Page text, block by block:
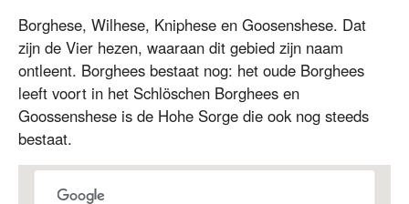
Borghese, Wilhese, Kniphese en Goosenshese. Dat
zijn de Vier hezen, waaraan dit gebied zijn naam
ontleent. Borghees bestaat nog: het oude Borghees
leeft voort in het Schlöschen Borghees en
Goossenshese is de Hohe Sorge die ook nog steeds
bestaat.